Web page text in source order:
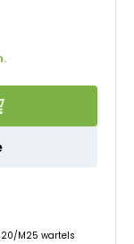
M25 wartels